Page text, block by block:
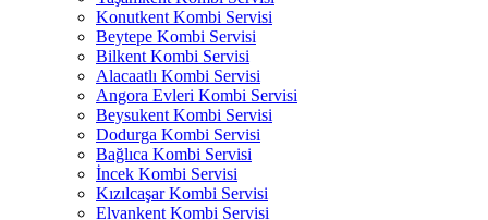
Konutkent Kombi Servisi
Beytepe Kombi Servisi
Bilkent Kombi Servisi
Alacaatlı Kombi Servisi
Angora Evleri Kombi Servisi
Beysukent Kombi Servisi
Dodurga Kombi Servisi
Bağlıca Kombi Servisi
İncek Kombi Servisi
Kızılcaşar Kombi Servisi
Elvankent Kombi Servisi